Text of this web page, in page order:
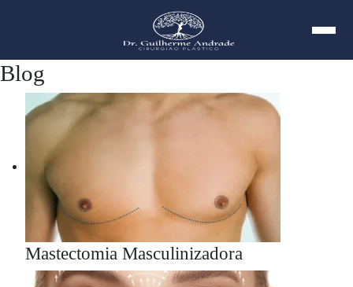
Blog
Mastectomia Masculinizadora